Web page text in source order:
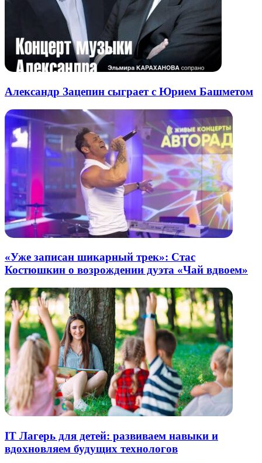
Александр Зацепин сыграет с Юрием Башметом
«Уже записан шикарный трек»: Стас
Костюшкин о возрождении дуэта «Чай вдвоем»
IT Лагерь для детей: развиваем навыки и
вдохновляем будущих технологов